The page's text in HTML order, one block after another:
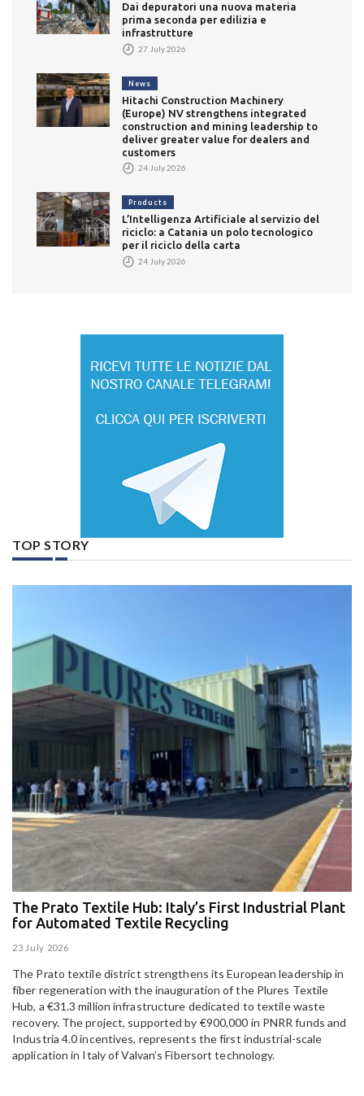
Dai depuratori una nuova materia
prima seconda per edilizia e
infrastrutture
27 July 2026
News
Hitachi Construction Machinery
(Europe) NV strengthens integrated
construction and mining leadership to
deliver greater value for dealers and
customers
24 July 2026
Products
L’Intelligenza Artificiale al servizio del
riciclo: a Catania un polo tecnologico
per il riciclo della carta
24 July 2026
TOP STORY
The Prato Textile Hub: Italy’s First Industrial Plant
for Automated Textile Recycling
23 July 2026
The Prato textile district strengthens its European leadership in
fiber regeneration with the inauguration of the Plures Textile
Hub, a €31.3 million infrastructure dedicated to textile waste
recovery. The project, supported by €900,000 in PNRR funds and
Industria 4.0 incentives, represents the first industrial-scale
application in Italy of Valvan’s Fibersort technology.